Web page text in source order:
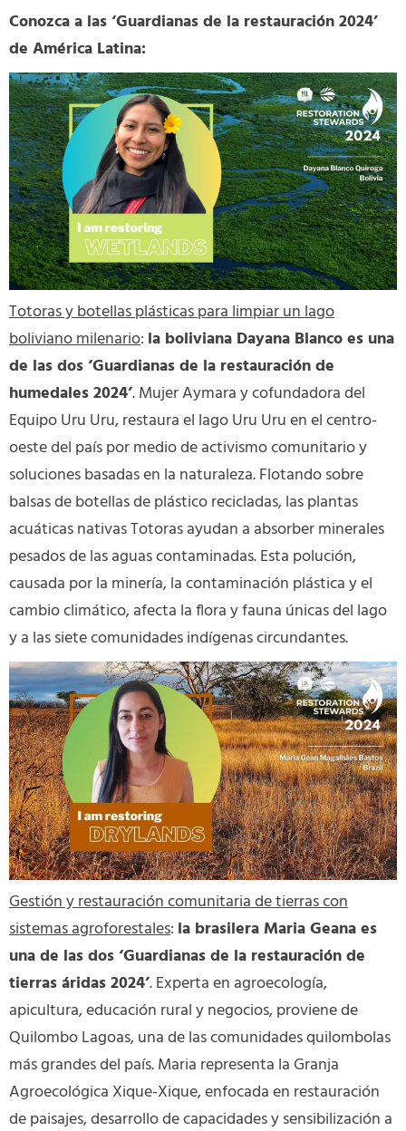
Conozca a las ‘Guardianas de la restauración 2024’
de América Latina:
Totoras y botellas plásticas para limpiar un lago
boliviano milenario: la boliviana Dayana Blanco es una
de las dos ‘Guardianas de la restauración de
humedales 2024’. Mujer Aymara y cofundadora del
Equipo Uru Uru, restaura el lago Uru Uru en el centro-
oeste del país por medio de activismo comunitario y
soluciones basadas en la naturaleza. Flotando sobre
balsas de botellas de plástico recicladas, las plantas
acuáticas nativas Totoras ayudan a absorber minerales
pesados de las aguas contaminadas. Esta polución,
causada por la minería, la contaminación plástica y el
cambio climático, afecta la flora y fauna únicas del lago
y a las siete comunidades indígenas circundantes.
Gestión y restauración comunitaria de tierras con
sistemas agroforestales: la brasilera Maria Geana es
una de las dos ‘Guardianas de la restauración de
tierras áridas 2024’. Experta en agroecología,
apicultura, educación rural y negocios, proviene de
Quilombo Lagoas, una de las comunidades quilombolas
más grandes del país. Maria representa la Granja
Agroecológica Xique-Xique, enfocada en restauración
de paisajes, desarrollo de capacidades y sensibilización a